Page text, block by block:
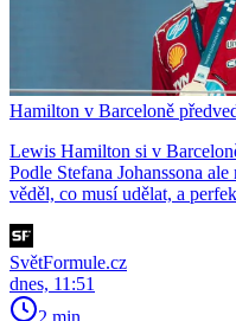
Hamilton v Barceloně
Lewis Hamilton si v
Podle Stefana Johanssona
věděl, co musí udělat, a
SvětFormule.cz
dnes, 11:51
2 min